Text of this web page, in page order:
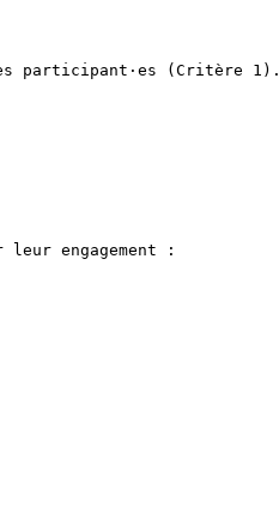
participant·es (Critère 1).
engagement :